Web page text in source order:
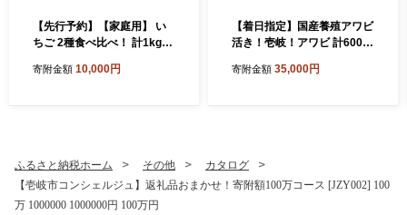
【先行予約】【家庭用】 い
ちご 2種食べ比べ！ 計1kg
027年2月以降順次発送】
寄附金額 10,000円
【着日指定】国産養殖アワビ
活き！壱岐！アワビ 計600g
【住吉水産】アワビ 鮑 養殖
寄附金額 35,000円
ふるさと納税ホーム その他
カタログ
【壱岐市コンシェルジュ】返礼品おまかせ！寄附額100万コース [JZY002] 100
万 1000000 1000000円 100万円